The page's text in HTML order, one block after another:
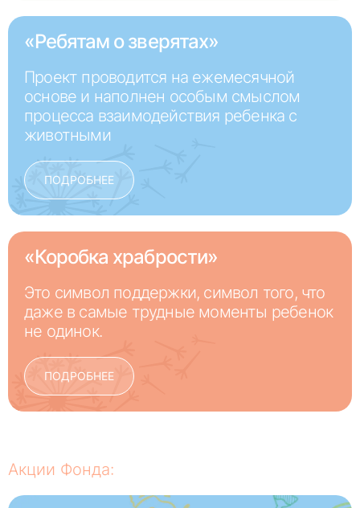
«Ребятам о зверятах»
Проект проводится на ежемесячной
основе и наполнен особым смыслом
процесса взаимодействия ребенка с
животными
ПОДРОБНЕЕ
«Коробка храбрости»
Это символ поддержки, символ того, что
даже в самые трудные моменты ребенок
не одинок.
ПОДРОБНЕЕ
Акции Фонда: